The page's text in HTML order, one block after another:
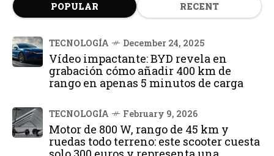
POPULAR RECENT
TECNOLOGÍA December 24, 2025
Vídeo impactante: BYD revela en
grabación cómo añadir 400 km de
rango en apenas 5 minutos de carga
TECNOLOGÍA February 9, 2026
Motor de 800 W, rango de 45 km y
ruedas todo terreno: este scooter cuesta